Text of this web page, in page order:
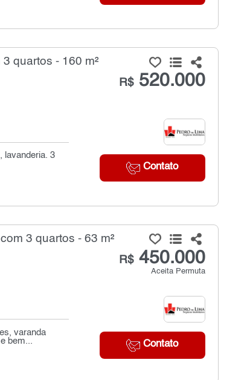
quartos - 160 m²
R$520.000
Contato
lavanderia. 3
3 quartos - 63 m²
R$450.000
Aceita Permuta
Contato
varanda
bem...